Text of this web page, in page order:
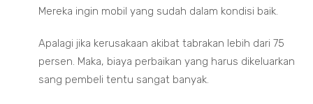
Mereka ingin mobil yang sudah dalam kondisi baik.
Apalagi jika kerusakaan akibat tabrakan lebih dari 75
persen. Maka, biaya perbaikan yang harus dikeluarkan
sang pembeli tentu sangat banyak.